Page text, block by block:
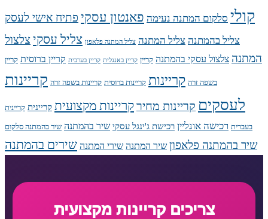
קולי סלקום המתנה נעימה פאנטון עסקי פתיח אישי לעסק
צליל בהמתנה צליל המתנה צליל המתנה פלאפון צליל עסקיצלצול
המתנה צלצול עסקי בהמתנה קריין קריין באנגלית קריין בערבית קריין ברוסית קריין
בשפה זרה קריינות קריינות ברוסית קריינות בשפה זרה קריינות
לעסקים קריינות מחירקריינות מקצועית קריינית קריינית
בעברית רכישה אונליין רכישת ג'ינגל עסקי שיר בהמתנה שיר בהמתנה סלקום
שיר בהמתנה פלאפון שיר המתנה שירי המתנה שירים בהמתנה
צריכים קריינות מקצועית